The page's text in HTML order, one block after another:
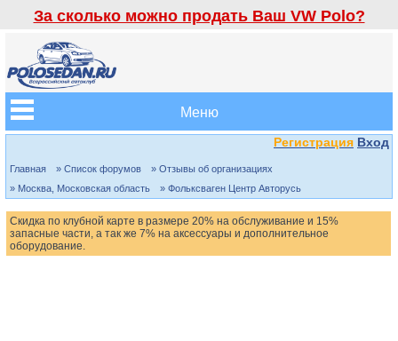
За сколько можно продать Ваш VW Polo?
Меню
Регистрация Вход
Главная » Список форумов
» Отзывы об организациях
» Москва, Московская область
» Фольксваген Центр Авторусь
Скидка по клубной карте в размере 20% на обслуживание и 15%
запасные части, а так же 7% на аксессуары и дополнительное
оборудование.